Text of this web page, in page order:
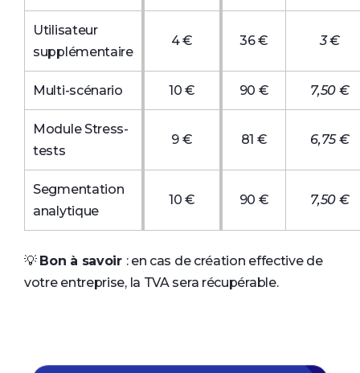
Utilisateur
supplémentaire
4 € 36 € 3 €
Multi-scénario 10 € 90 € 7,50 €
Module Stress-
tests
9 € 81 € 6,75 €
Segmentation
analytique
10 € 90 € 7,50 €
💡 Bon à savoir : en cas de création effective de
votre entreprise, la TVA sera récupérable.